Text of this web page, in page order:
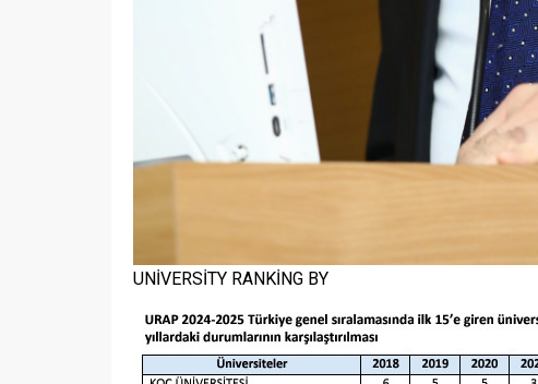
UNİVERSİTY RANKİNG BY